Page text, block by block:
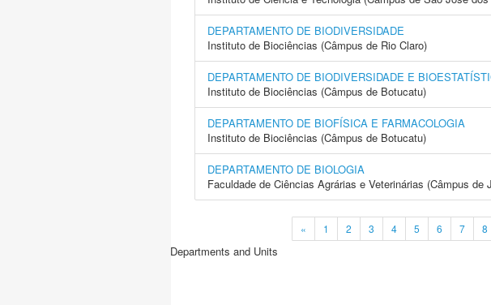
DEPARTAMENTO DE BIODIVERSIDADE
Instituto de Biociências (Câmpus de Rio Claro)
DEPARTAMENTO DE BIODIVERSIDADE E
Instituto de Biociências (Câmpus de Botucatu)
DEPARTAMENTO DE BIOFÍSICA E FARMACOLOGIA
Instituto de Biociências (Câmpus de Botucatu)
DEPARTAMENTO DE BIOLOGIA
Faculdade de Ciências Agrárias e Veterinárias (Câmpus de
« 1 2 3 4 5 6 7 8
Departments and Units